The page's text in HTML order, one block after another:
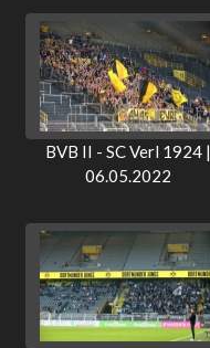
BVB II - SC Verl 1924 |
06.05.2022